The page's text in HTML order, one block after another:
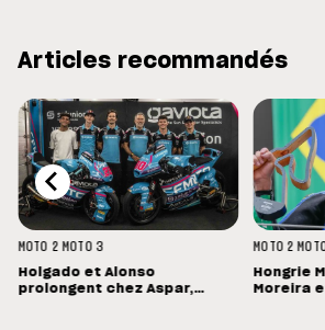
Articles recommandés
MOTO 2 MOTO 3
Holgado et Alonso
prolongent chez Aspar,
MOTO 2
Hongrie
Moreira